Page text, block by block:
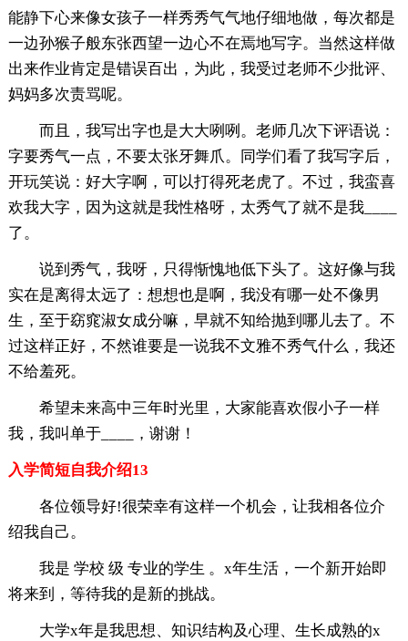
能静下心来像女孩子一样秀秀气气地仔细地做，每次都是
一边孙猴子般东张西望一边心不在焉地写字。当然这样做
出来作业肯定是错误百出，为此，我受过老师不少批评、
妈妈多次责骂呢。
而且，我写出字也是大大咧咧。老师几次下评语说：
字要秀气一点，不要太张牙舞爪。同学们看了我写字后，
开玩笑说：好大字啊，可以打得死老虎了。不过，我蛮喜
欢我大字，因为这就是我性格呀，太秀气了就不是我____
了。
说到秀气，我呀，只得惭愧地低下头了。这好像与我
实在是离得太远了：想想也是啊，我没有哪一处不像男
生，至于窈窕淑女成分嘛，早就不知给抛到哪儿去了。不
过这样正好，不然谁要是一说我不文雅不秀气什么，我还
不给羞死。
希望未来高中三年时光里，大家能喜欢假小子一样
我，我叫单于____，谢谢！
入学简短自我介绍13
各位领导好!很荣幸有这样一个机会，让我相各位介
绍我自己。
我是 学校 级 专业的学生 。x年生活，一个新开始即
将来到，等待我的是新的挑战。
大学x年是我思想、知识结构及心理、生长成熟的x